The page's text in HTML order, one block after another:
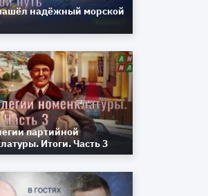
надёжный морской
партийной
Итоги. Часть 3